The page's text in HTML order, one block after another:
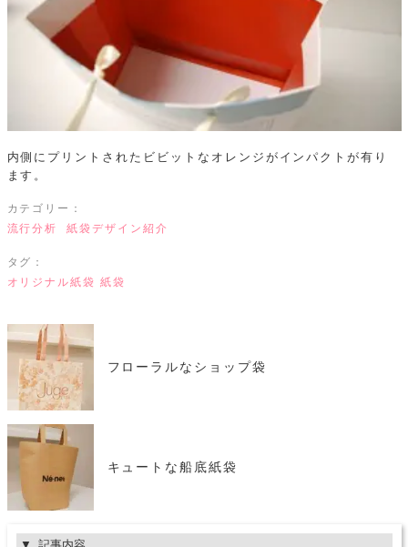
内側にプリントされたビビットなオレンジがインパクトが有り
ます。
カテゴリー：
流行分析
紙袋デザイン紹介
タグ：
オリジナル紙袋 紙袋
フローラルなショップ袋
キュートな船底紙袋